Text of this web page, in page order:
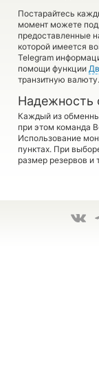
Постарайтесь
момент можете
предоставленные
которой имеется
Telegram
помощи функции
транзитную валюту.
Надежность
Каждый из
при этом команда
Использование
пунктах. При
размер резервов и